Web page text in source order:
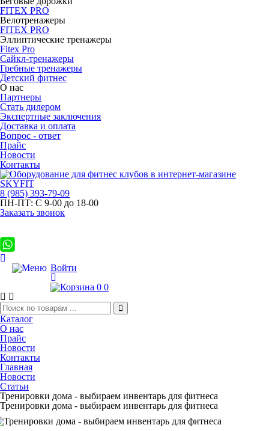
FITEX PRO
Велотренажеры
FITEX PRO
Эллиптические тренажеры
Fitex Pro
Сайкл-тренажеры
Гребные тренажеры
Детский фитнес
О нас
Партнеры
Стать дилером
Экспертные заключения
Доставка и оплата
Вопрос - ответ
Прайс
Новости
Контакты
8 (985) 393-79-09
ПН-ПТ: С 9-00 до 18-00
Заказать звонок
Войти
0 0
Каталог
О нас
Прайс
Новости
Контакты
Главная
Новости
Статьи
Тренировки дома - выбираем инвентарь для фитнеса
Тренировки дома - выбираем инвентарь для фитнеса